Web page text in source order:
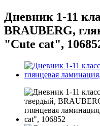
Дневник 1-11
BRAUBERG,
"Cute cat",